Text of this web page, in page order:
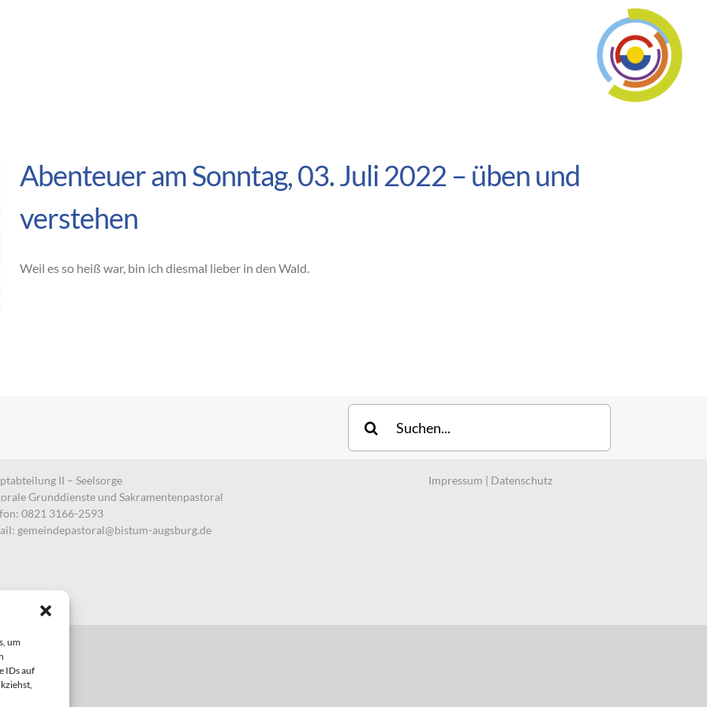
um
IDs auf
Abenteuer am Sonntag, 03. Juli 2022 – üben und
verstehen
Weil es so heiß war, bin ich diesmal lieber in den Wald.
Suche
nach:
II – Seelsorge
Grunddienste und Sakramentenpastoral
0821 3166-2593
gemeindepastoral@bistum-augsburg.de
Impressum | Datenschutz